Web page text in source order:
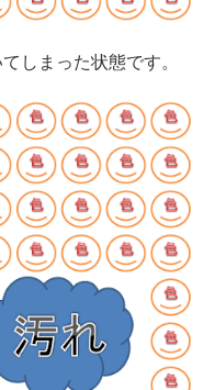
しまった状態です。